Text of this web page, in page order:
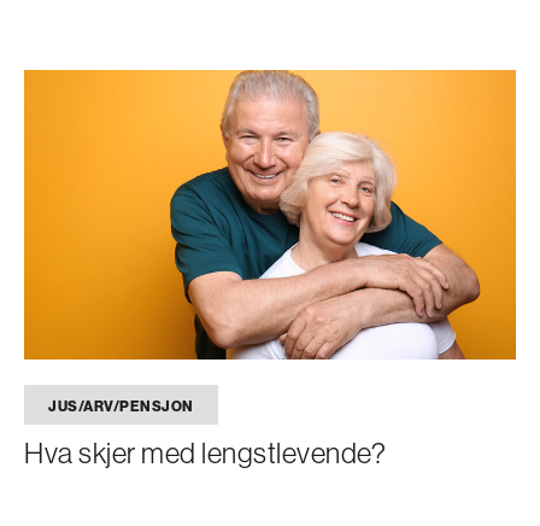
JUS/ARV/PENSJON
Hva skjer med lengstlevende?